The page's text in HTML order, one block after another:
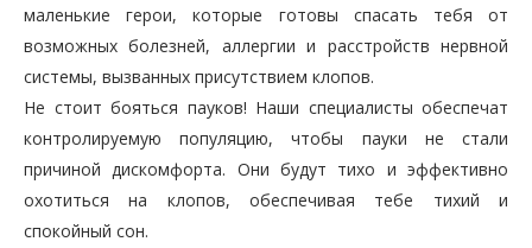
маленькие герои, которые готовы спасать тебя от
возможных болезней, аллергии и расстройств нервной
системы, вызванных присутствием клопов.
Не стоит бояться пауков! Наши специалисты обеспечат
контролируемую популяцию, чтобы пауки не стали
причиной дискомфорта. Они будут тихо и эффективно
охотиться на клопов, обеспечивая тебе тихий и
спокойный сон.